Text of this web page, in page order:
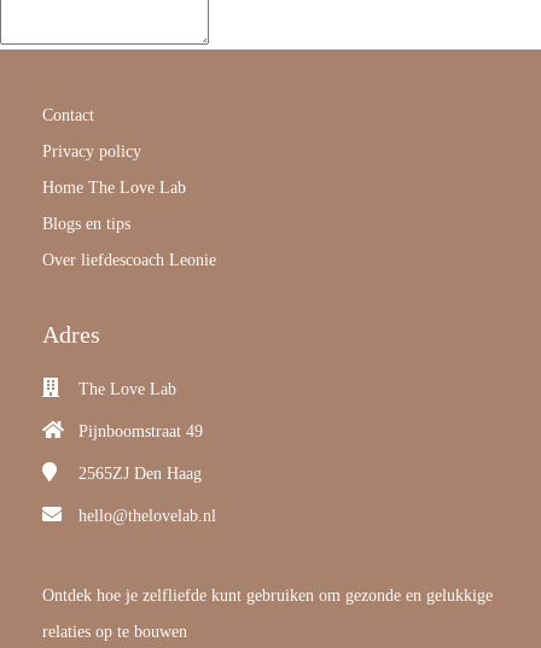
Contact
Privacy policy
Home The Love Lab
Blogs en tips
Over liefdescoach Leonie
Adres
The Love Lab
Pijnboomstraat 49
2565ZJ Den Haag
hello@thelovelab.nl
Ontdek hoe je zelfliefde kunt gebruiken om gezonde en gelukkige
relaties op te bouwen